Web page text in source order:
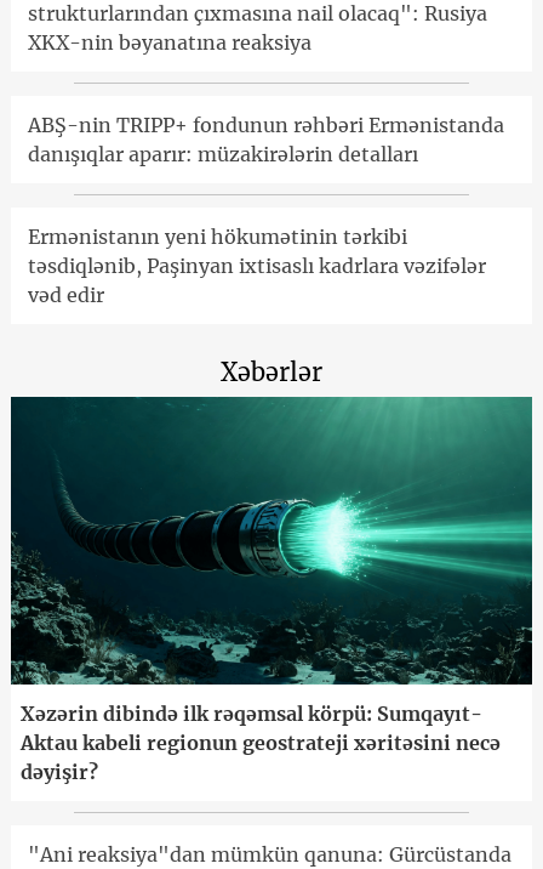
strukturlarından çıxmasına nail olacaq": Rusiya
XKX-nin bəyanatına reaksiya
ABŞ-nin TRIPP+ fondunun rəhbəri Ermənistanda
danışıqlar aparır: müzakirələrin detalları
Ermənistanın yeni hökumətinin tərkibi
təsdiqlənib, Paşinyan ixtisaslı kadrlara vəzifələr
vəd edir
Xəbərlər
Xəzərin dibində ilk rəqəmsal körpü: Sumqayıt-
Aktau kabeli regionun geostrateji xəritəsini necə
dəyişir?
"Ani reaksiya"dan mümkün qanuna: Gürcüstanda